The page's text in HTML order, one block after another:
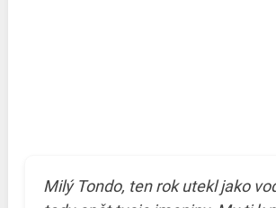
Milý Tondo, ten rok utekl jako